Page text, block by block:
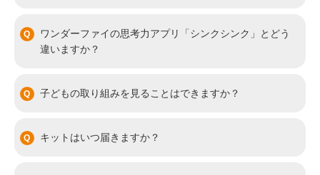
ワンダーファイの思考力アプリ「シンクシンク」とどう
違いますか？
子どもの取り組みを見ることはできますか？
キットはいつ届きますか？